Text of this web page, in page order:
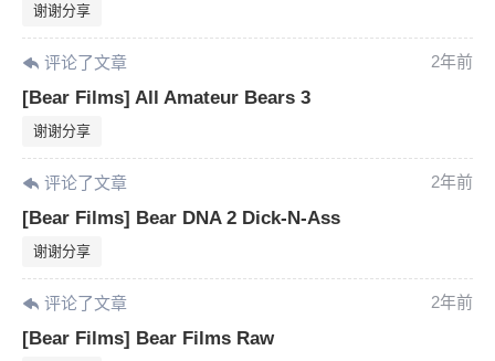
谢谢分享
评论了文章 2年前
[Bear Films] All Amateur Bears 3
谢谢分享
评论了文章 2年前
[Bear Films] Bear DNA 2 Dick-N-Ass
谢谢分享
评论了文章 2年前
[Bear Films] Bear Films Raw